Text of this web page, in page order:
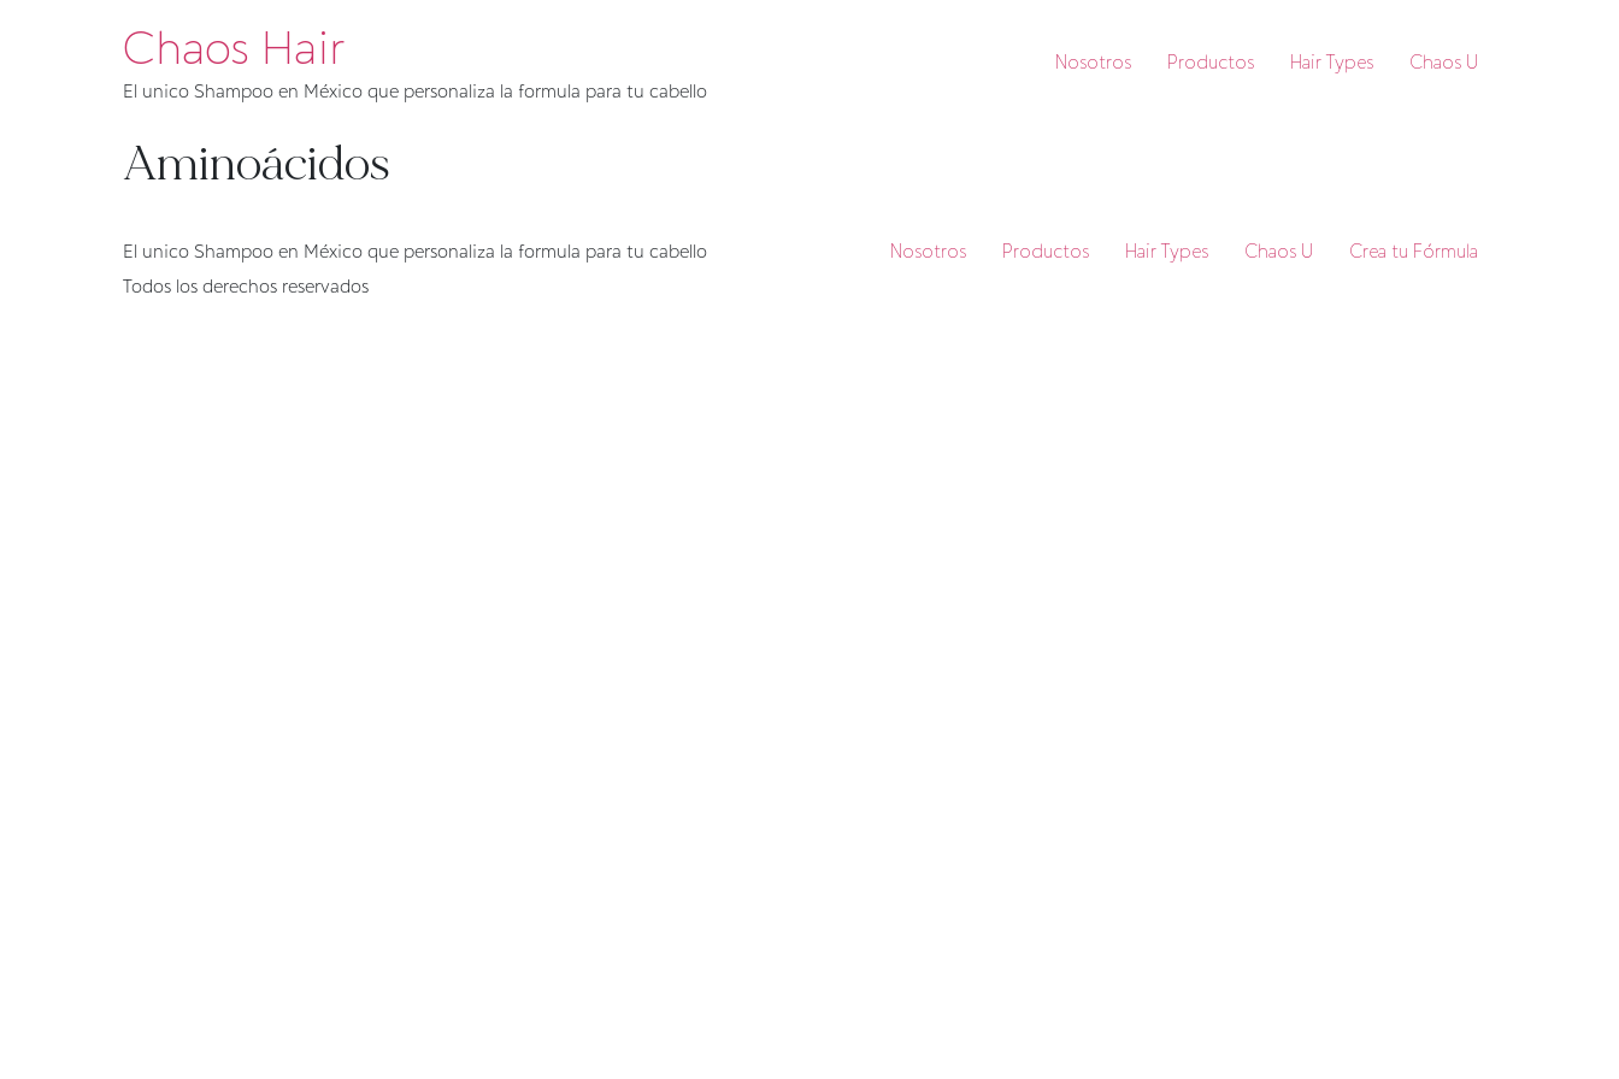
Chaos Hair
El unico Shampoo en México que personaliza la formula para tu cabello
Nosotros Productos Hair Types Chaos U
Aminoácidos
El unico Shampoo en México que personaliza la formula para tu cabello Nosotros Productos Hair Types Chaos U
Crea tu Fórmula
Todos los derechos reservados